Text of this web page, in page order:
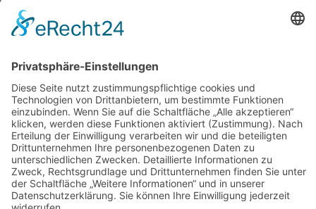
Datenschutz
AGB
Widerrufsbelehrung
Bankdaten